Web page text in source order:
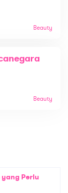
Beauty
Beauty
yang Perlu